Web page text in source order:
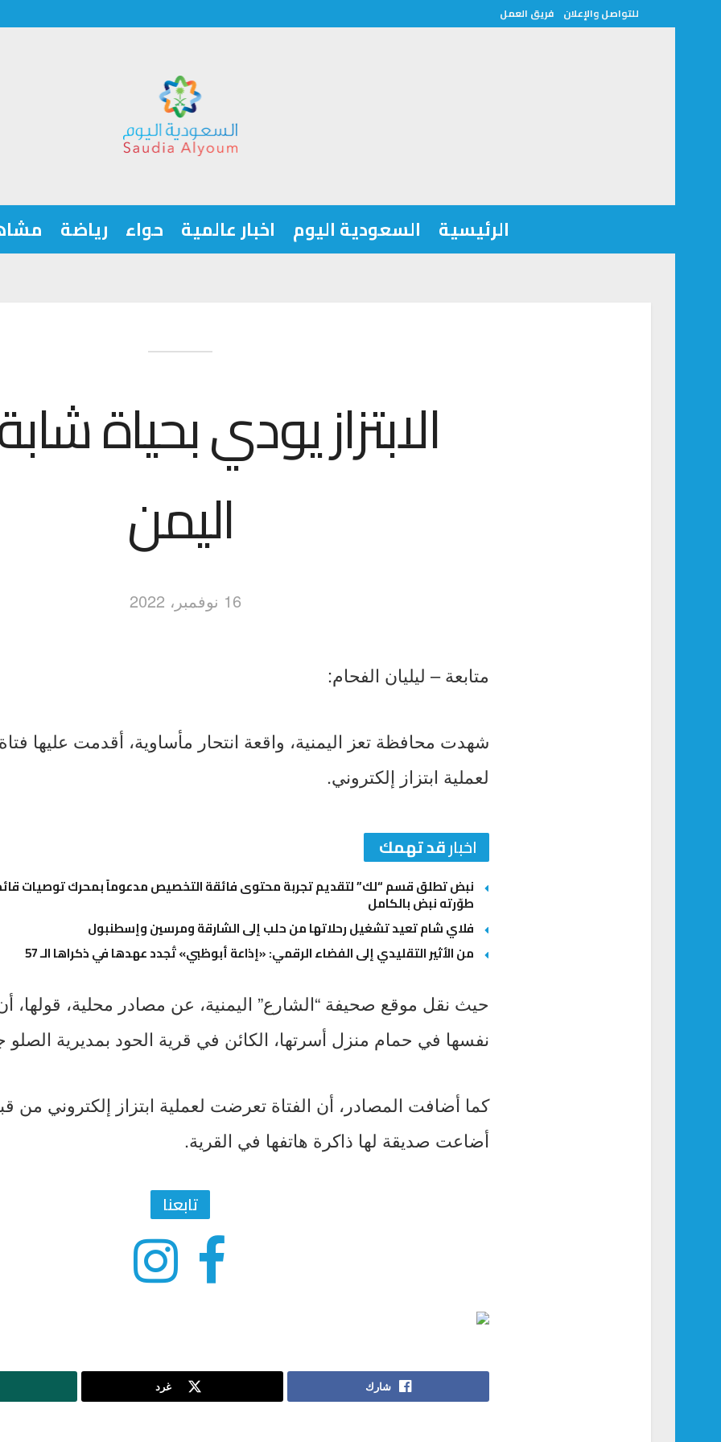
للتواصل والإعلان فريق العمل
الرئيسية السعودية اليوم اخبار عالمية حواء رياضة
الابتزاز يودي بحياة
اليمن
16 نوفمبر، 2022
متابعة – ليليان الفحام:
شهدت محافظة تعز اليمنية، واقعة انتحار مأساوية، أقدمت عليها
لعملية ابتزاز إلكتروني.
اخبارقد تهمك
نبض تطلق قسم “لك” لتقديم تجربة محتوى فائقة التخصيص مدعوماً بمحرك توصيات
طوّرته نبض بالكامل
فلاي شام تعيد تشغيل رحلاتها من حلب إلى الشارقة ومرسين وإسطنبول
من الأثير التقليدي إلى الفضاء الرقمي: «إذاعة أبوظبي» تُجدد عهدها في ذكراها الـ 57
حيث نقل موقع صحيفة “الشارع” اليمنية، عن مصادر محلية، قولها،
نفسها في حمام منزل أسرتها، الكائن في قرية الحود بمديرية
كما أضافت المصادر، أن الفتاة تعرضت لعملية ابتزاز إلكتروني من
أضاعت صديقة لها ذاكرة هاتفها في القرية.
تابعنا
شارك غرد